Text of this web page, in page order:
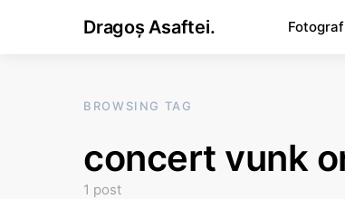
Dragoș Asaftei.
BROWSING TAG
concert vunk
1 post